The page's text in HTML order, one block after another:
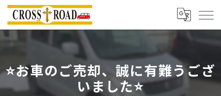
⭐️お車のご売却、誠に有難うござ
いました⭐️